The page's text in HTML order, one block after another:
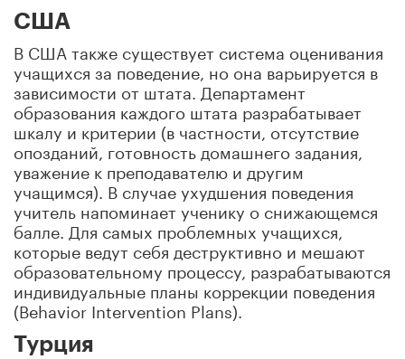
США
В США также существует система оценивания
учащихся за поведение, но она варьируется в
зависимости от штата. Департамент
образования каждого штата разрабатывает
шкалу и критерии (в частности, отсутствие
опозданий, готовность домашнего задания,
уважение к преподавателю и другим
учащимся). В случае ухудшения поведения
учитель напоминает ученику о снижающемся
балле. Для самых проблемных учащихся,
которые ведут себя деструктивно и мешают
образовательному процессу, разрабатываются
индивидуальные планы коррекции поведения
(Behavior Intervention Plans).
Турция